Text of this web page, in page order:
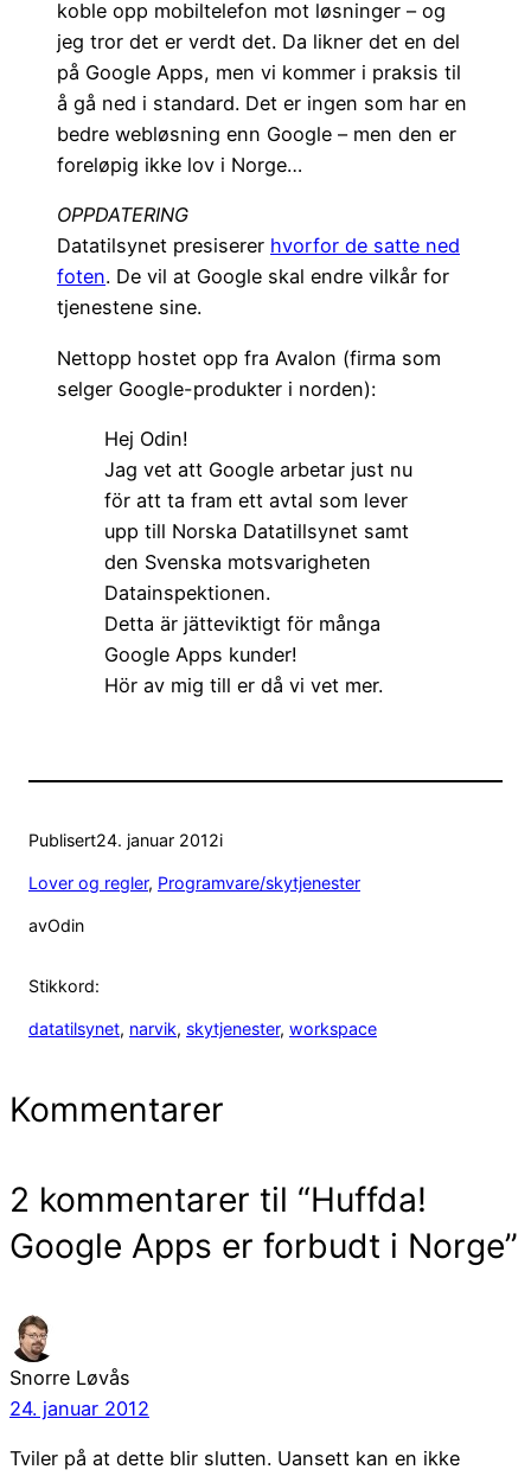
koble opp mobiltelefon mot løsninger – og
jeg tror det er verdt det. Da likner det en del
på Google Apps, men vi kommer i praksis til
å gå ned i standard. Det er ingen som har en
bedre webløsning enn Google – men den er
foreløpig ikke lov i Norge…
OPPDATERING
Datatilsynet presiserer hvorfor de satte ned
foten. De vil at Google skal endre vilkår for
tjenestene sine.
Nettopp hostet opp fra Avalon (firma som
selger Google-produkter i norden):
Hej Odin!
Jag vet att Google arbetar just nu
för att ta fram ett avtal som lever
upp till Norska Datatillsynet samt
den Svenska motsvarigheten
Datainspektionen.
Detta är jätteviktigt för många
Google Apps kunder!
Hör av mig till er då vi vet mer.
Publisert24. januar 2012i
Lover og regler, Programvare/skytjenester
avOdin
Stikkord:
datatilsynet, narvik, skytjenester, workspace
Kommentarer
2 kommentarer til “Huffda!
Google Apps er forbudt i Norge”
Snorre Løvås
24. januar 2012
Tviler på at dette blir slutten. Uansett kan en ikke